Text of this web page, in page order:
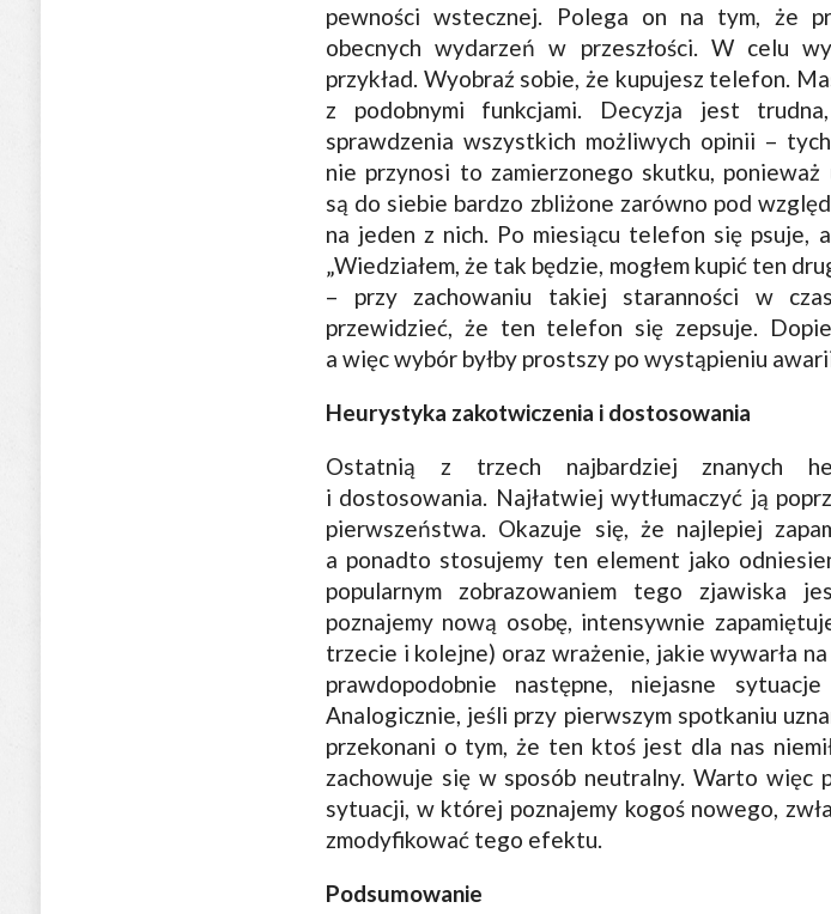
pewności wstecznej. Polega on na tym, że
obecnych wydarzeń w przeszłości. W celu
przykład. Wyobraź sobie, że kupujesz telefon.
z podobnymi funkcjami. Decyzja jest
sprawdzenia wszystkich możliwych opinii –
nie przynosi to zamierzonego skutku,
są do siebie bardzo zbliżone zarówno pod
na jeden z nich. Po miesiącu telefon się psuje,
„Wiedziałem, że tak będzie, mogłem kupić ten
– przy zachowaniu takiej staranności w
przewidzieć, że ten telefon się zepsuje.
a więc wybór byłby prostszy po wystąpieniu
Heurystyka zakotwiczenia i dostosowania
Ostatnią z trzech najbardziej znanych
i dostosowania. Najłatwiej wytłumaczyć ją
pierwszeństwa. Okazuje się, że najlepiej
a ponadto stosujemy ten element jako
popularnym zobrazowaniem tego zjawiska
poznajemy nową osobę, intensywnie
trzecie i kolejne) oraz wrażenie, jakie wywarła
prawdopodobnie następne, niejasne
Analogicznie, jeśli przy pierwszym spotkaniu
przekonani o tym, że ten ktoś jest dla nas
zachowuje się w sposób neutralny. Warto
sytuacji, w której poznajemy kogoś nowego,
zmodyfikować tego efektu.
Podsumowanie